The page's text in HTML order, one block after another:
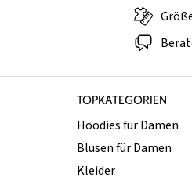
TOPKATEGORIEN
Hoodies für Damen
Blusen für Damen
Kleider